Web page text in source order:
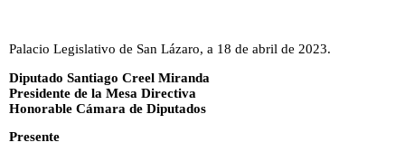
Palacio Legislativo de San Lázaro, a 18 de abril de 2023.
Diputado Santiago Creel Miranda
Presidente de la Mesa Directiva
Honorable Cámara de Diputados
Presente